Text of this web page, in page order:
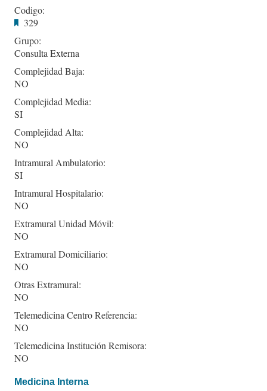
Codigo:
329
Grupo:
Consulta Externa
Complejidad Baja:
NO
Complejidad Media:
SI
Complejidad Alta:
NO
Intramural Ambulatorio:
SI
Intramural Hospitalario:
NO
Extramural Unidad Móvil:
NO
Extramural Domiciliario:
NO
Otras Extramural:
NO
Telemedicina Centro Referencia:
NO
Telemedicina Institución Remisora:
NO
Medicina Interna